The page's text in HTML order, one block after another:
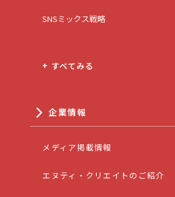
SNSミックス戦略
+ すべてみる
企業情報
メディア掲載情報
エヌティ・クリエイトのご紹介